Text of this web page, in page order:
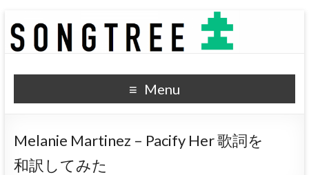
SONGTREE
洋楽歌詞の和訳なら
Menu
Melanie Martinez – Pacify Her 歌詞を
和訳してみた